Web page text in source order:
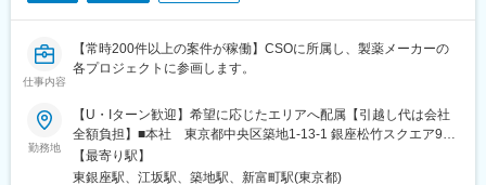
仕事内容
【常時200件以上の案件が稼働】CSOに所属し、製薬メーカーの
各プロジェクトに参画します。
勤務地
【U・Iターン歓迎】希望に応じたエリアへ配属【引越し代は会社
全額負担】■本社 東京都中央区築地1-13-1 銀座松竹スクエア9F■
勤務エリア：（1）北海道：北海道（2）東北：青森・秋田・岩
手・山形・宮城・福島（3）関東：東京・神奈川・千葉・埼玉・茨
【最寄り駅】
東銀座駅、江坂駅、築地駅、新富町駅(東京都)